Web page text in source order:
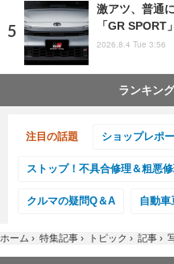
激アツ、普通
「GR
2026.8.4 Tue 3:56
ランキン
注目の話題 ショップレポ
ストップ！不具合修理＆粗悪
クルマの疑問Q＆A 自動車
ホーム › 特集記事 › トピック › 記事 ›